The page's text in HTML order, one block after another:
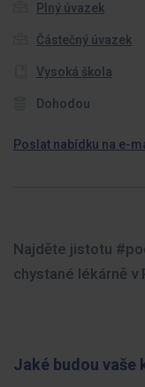
Plný úvazek
Částečný úvazek
Vysoká škola
Dohodou
Poslat nabídku na e-
Najděte jistotu
chystané lékárně v
Jaké budou vaše